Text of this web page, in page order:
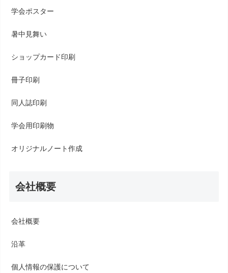
学会ポスター
暑中見舞い
ショップカード印刷
冊子印刷
同人誌印刷
学会用印刷物
オリジナルノート作成
会社概要
会社概要
沿革
個人情報の保護について